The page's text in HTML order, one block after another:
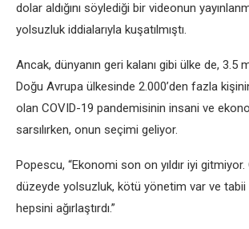
dolar aldığını söylediği bir videonun
yolsuzluk iddialarıyla kuşatılmıştı.
Ancak, dünyanın geri kalanı gibi ülke de, 3.5
Doğu Avrupa ülkesinde 2.000’den fazla
olan COVID-19 pandemisinin insani ve
sarsılırken, onun seçimi geliyor.
Popescu, “Ekonomi son on yıldır iyi
düzeyde yolsuzluk, kötü yönetim var ve tabii
hepsini ağırlaştırdı.”